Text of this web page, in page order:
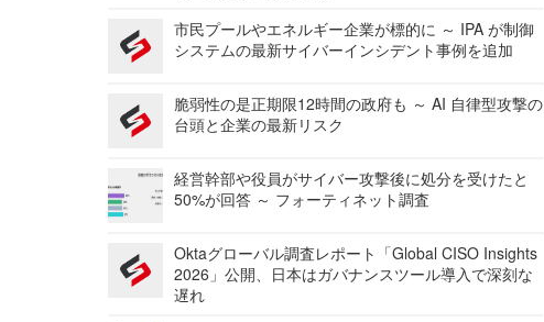
市民プールやエネルギー企業が標的に ～ IPA が制御
システムの最新サイバーインシデント事例を追加
脆弱性の是正期限12時間の政府も ～ AI 自律型攻撃の
台頭と企業の最新リスク
経営幹部や役員がサイバー攻撃後に処分を受けたと
50%が回答 ～ フォーティネット調査
Oktaグローバル調査レポート「Global CISO Insights
2026」公開、日本はガバナンスツール導入で深刻な
遅れ